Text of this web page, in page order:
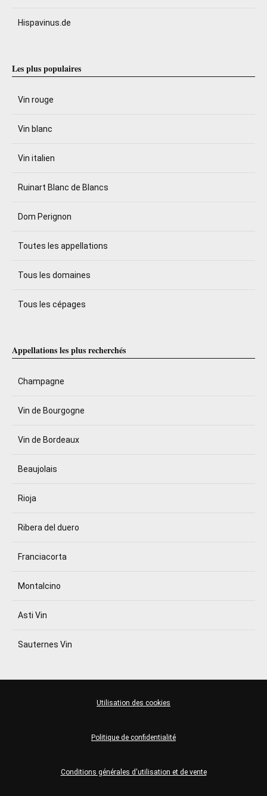
Hispavinus.de
Les plus populaires
Vin rouge
Vin blanc
Vin italien
Ruinart Blanc de Blancs
Dom Perignon
Toutes les appellations
Tous les domaines
Tous les cépages
Appellations les plus recherchés
Champagne
Vin de Bourgogne
Vin de Bordeaux
Beaujolais
Rioja
Ribera del duero
Franciacorta
Montalcino
Asti Vin
Sauternes Vin
Conditions générales d'utilisation et de vente
Politique de confidentialité
Utilisation des cookies